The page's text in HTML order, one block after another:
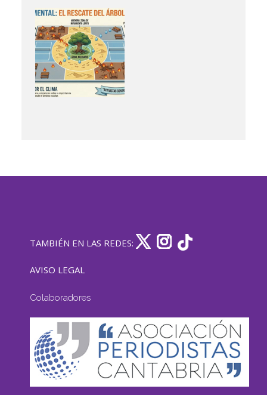
TAMBIÉN EN LAS REDES:
AVISO LEGAL
Colaboradores